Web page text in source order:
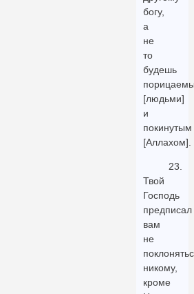
богу,
а
не
то
будешь
[людьми]
и
покинутым
[Аллахом].
23.
Твой
Господь
предписал
вам
не
никому,
кроме